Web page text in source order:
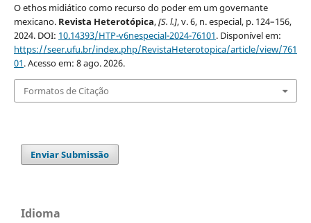
O ethos midiático como recurso do poder em um governante
mexicano. Revista Heterotópica,[S. l.], v. 6, n. especial, p. 124–156,
2024. DOI: 10.14393/HTP-v6nespecial-2024-76101. Disponível em:
https://seer.ufu.br/index.php/RevistaHeterotopica/article/view/761
01. Acesso em: 8 ago. 2026.
Formatos de Citação
Enviar Submissão
Idioma